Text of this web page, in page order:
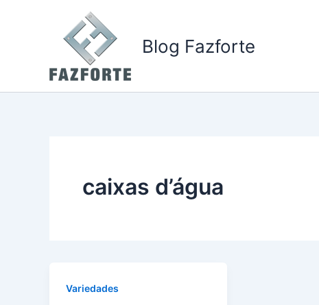
Blog Fazforte
caixas d’água
Variedades